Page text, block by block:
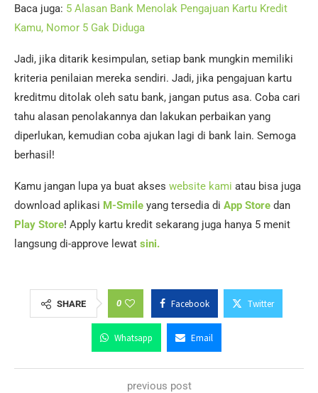
Baca juga: 5 Alasan Bank Menolak Pengajuan Kartu Kredit
Kamu, Nomor 5 Gak Diduga
Jadi, jika ditarik kesimpulan, setiap bank mungkin memiliki
kriteria penilaian mereka sendiri. Jadi, jika pengajuan kartu
kreditmu ditolak oleh satu bank, jangan putus asa. Coba cari
tahu alasan penolakannya dan lakukan perbaikan yang
diperlukan, kemudian coba ajukan lagi di bank lain. Semoga
berhasil!
Kamu jangan lupa ya buat akses website kami atau bisa juga
download aplikasi M-Smile yang tersedia di App Store dan
Play Store! Apply kartu kredit sekarang juga hanya 5 menit
langsung di-approve lewat sini.
SHARE 0 Facebook Twitter
Whatsapp Email
previous post